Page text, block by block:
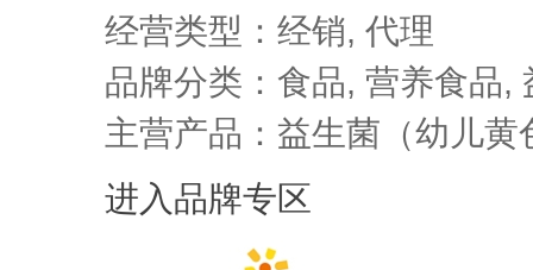
经营类型：经销, 代理
品牌分类：食品, 营养食品,
主营产品：益生菌（幼儿黄
进入品牌专区